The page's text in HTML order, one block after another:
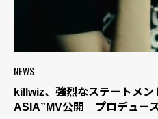
NEWS
killwiz、強烈なステートメ
ASIA”MV公開 プロデュー